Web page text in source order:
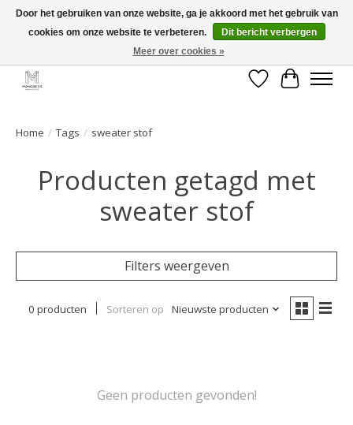
GRATIS verzending vanaf €50 voor BE - €75 voor NL - After pay mogelijk!
Verlanglijst
Home / Tags / sweater stof
Producten getagd met
sweater stof
Filters weergeven
0 producten Sorteren op Nieuwste producten
Geen producten gevonden!
Door het gebruiken van onze website, ga je akkoord met het gebruik van
cookies om onze website te verbeteren.
Dit bericht verbergen
Meer over cookies »